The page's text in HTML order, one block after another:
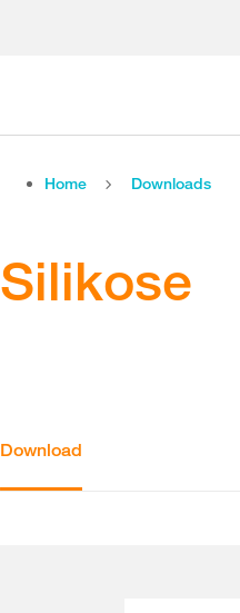
Home Downloads
Silikose
Download